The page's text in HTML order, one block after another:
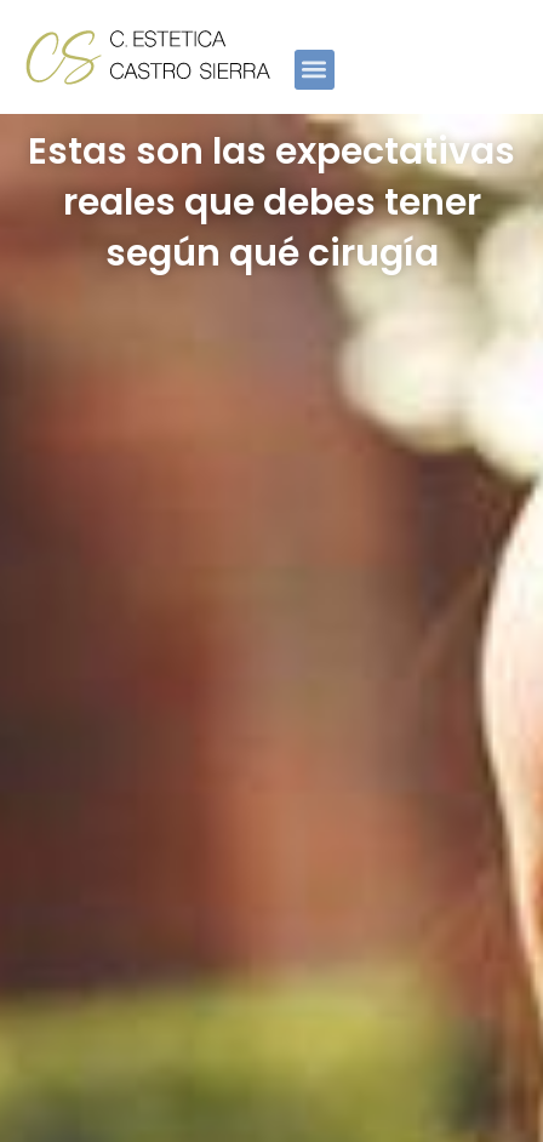
contenido
Estas son las expectativas
reales que debes tener
según qué cirugía